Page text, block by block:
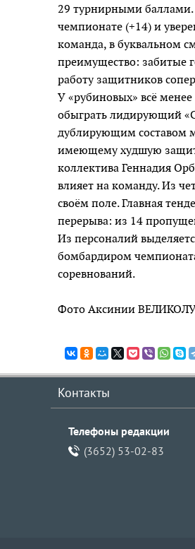
29 турнирными баллами.
чемпио­нате (+14) и
команда, в буквальном
преимущество: забитые
работу защитников
У «рубиновых» всё
обыграть лидирующий
дублирующим составом
имеющему худшую
коллектива Геннадия
влияет на команду. Из
своём поле. Главная
перерыва: из 14
Из персоналий
бомбардиром
соревнований.
Фото Аксинии
Контакты
Телефоны редакции
(3652) 53-02-83